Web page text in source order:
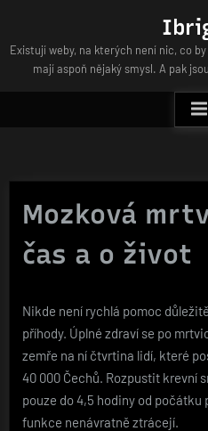
content
Existují weby, na kterých není nic, co
mají aspoň nějaký smysl. A pak
Mozková
čas a o život
Nikde není rychlá pomoc
příhody. Úplné zdraví se po
zemře na ní čtvrtina lidí, které
40 000 Čechů. Rozpustit krevní
pouze do 4,5 hodiny od počátku
funkce nenávratně ztrácejí.